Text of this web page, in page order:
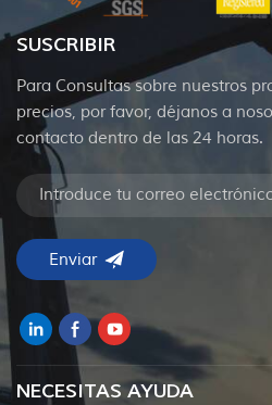
SUSCRIBIR
Para Consultas sobre nuestros
precios, por favor, déjanos a
contacto dentro de las 24 horas.
NECESITAS AYUDA